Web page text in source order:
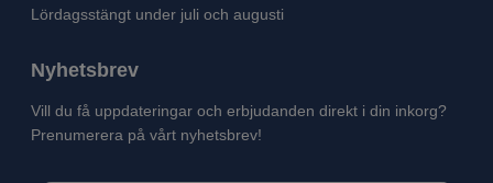
Lördagsstängt under juli och augusti
Nyhetsbrev
Vill du få uppdateringar och erbjudanden direkt i din inkorg?
Prenumerera på vårt nyhetsbrev!